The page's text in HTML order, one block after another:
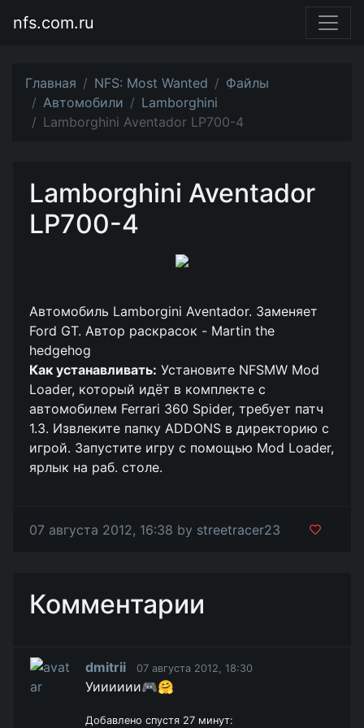
nfs.com.ru
Главная NFS: Most Wanted
Файлы
Автомобили
Lamborghini
Lamborghini Aventador LP700-4
Lamborghini Aventador
LP700-4
Автомобиль Lamborgini Aventador. Заменяет
Ford GT. Автор раскрасок - Martin the
hedgehog
Как устанавливать: Установите NFSMW Mod
Loader, который идёт в комплекте с
автомобилем Ferrari 360 Spider, требует патч
1.3. Извлеките папку ADDONS в директорию с
игрой. Запустите игру с помощью Mod Loader,
ярлык на раб. столе.
07 августа 2012, 16:38 by streetracer23
Комментарии
dmitrii 07 августа 2012, 18:30
Уииииии🎮🤗
Добавлено спустя 27 минут: